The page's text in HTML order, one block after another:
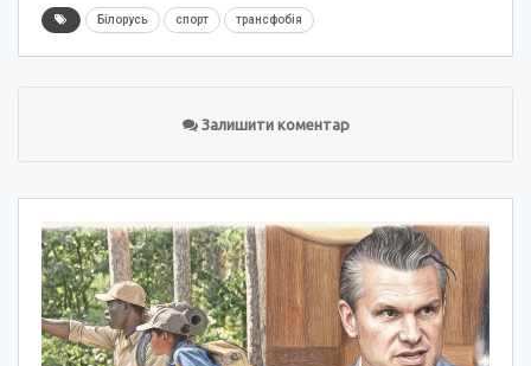
Білорусь спорт трансфобія
Залишити коментар